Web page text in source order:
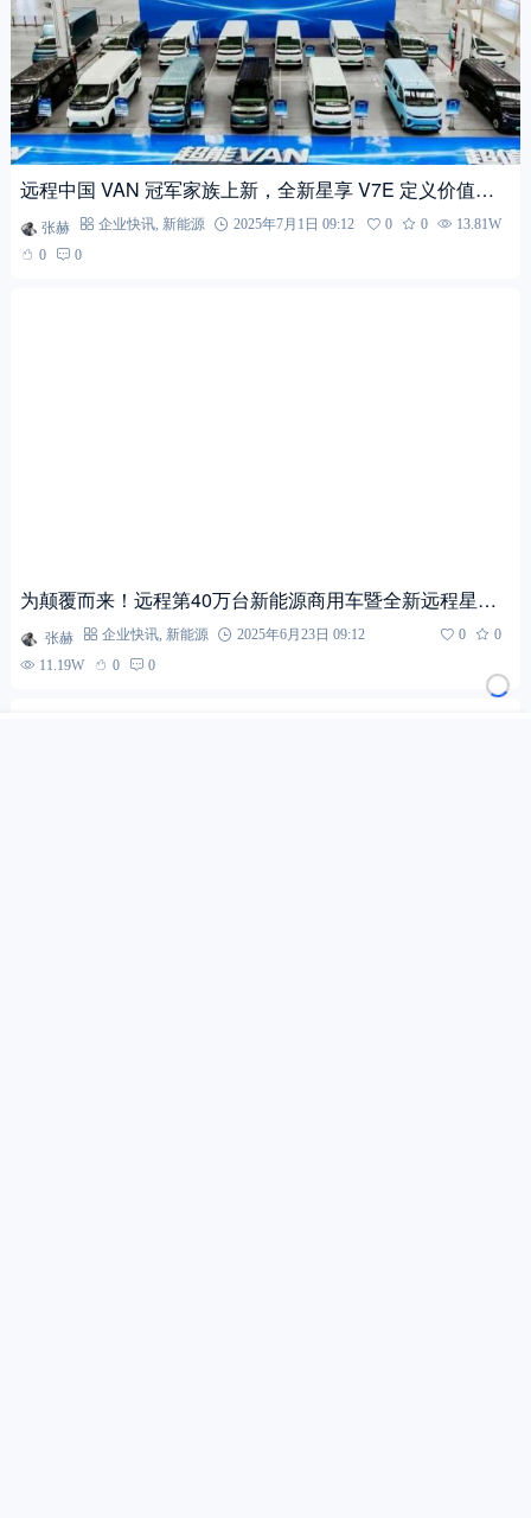
远程中国 VAN 冠军家族上新，全新星享 V7E 定义价值新
标准张赫 企业快讯, 新能源 2025年7月1日 09:12 0 0
13.81W
0
0
为颠覆而来！远程第40万台新能源商用车暨全新远程星享V
7E首台下线
张赫 企业快讯, 新能源 2025年6月23日 09:12 0
0
11.19W
0 0
搜索